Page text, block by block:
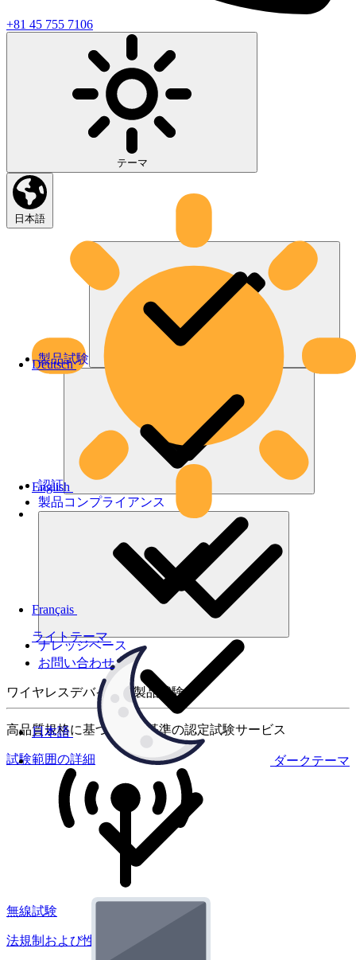
+81 45 755 7106
テーマ
ライトテーマ
ダークテーマ
日本語
Deutsch
English
Français
日本語
製品試験
認証
製品コンプライアンス
ナレッジベース
お問い合わせ
ワイヤレスデバイスの製品試験
高品質規格に基づく国際基準の認定試験サービス
試験範囲の詳細
無線試験
法規制および性能試験